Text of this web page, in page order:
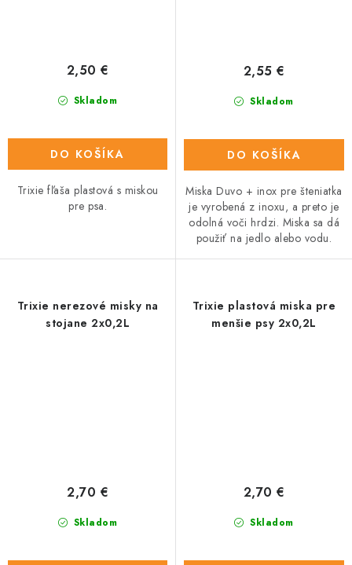
Skladom
2,50 €
DO KOŠÍKA
Trixie fľaša plastová s miskou
pre psa.
Skladom
2,55 €
DO KOŠÍKA
Miska Duvo + inox pre šteniatka
je vyrobená z inoxu, a preto je
odolná voči hrdzi. Miska sa dá
použiť na jedlo alebo vodu.
Trixie nerezové misky na
stojane 2x0,2L
Skladom
2,70 €
Trixie plastová miska pre
menšie psy 2x0,2L
Skladom
2,70 €